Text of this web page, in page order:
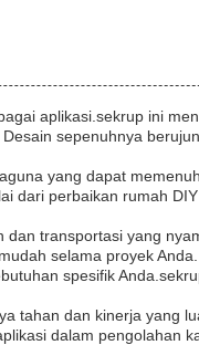
aplikasi.sekrup ini
sepenuhnya
yang dapat
dari perbaikan rumah
transportasi yang
selama proyek Anda.
spesifik
tahan dan kinerja yang
dalam pengolahan